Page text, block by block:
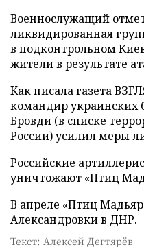
Военнослужащий
ликвидированная
в подконтрольном
жители в результате
Как писала газета
командир украинских
Бровди (в списке
России)усилилмеры
Российские
уничтожают «Птиц
В апреле «Птиц
Александровки в ДНР.
Текст: Алексей Дегтярёв